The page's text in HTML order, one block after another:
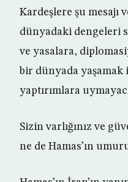
Kardeşlere şu mesajı
dünyadaki dengeleri
ve yasalara,
bir dünyada yaşamak
yaptırımlara
Sizin varlığınız ve
ne de Hamas’ın